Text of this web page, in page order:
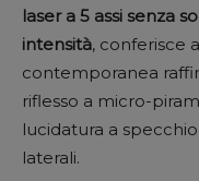
laser a 5 assi senza
intensità, conferisce
contemporanea
riflesso a micro-
lucidatura a
laterali.